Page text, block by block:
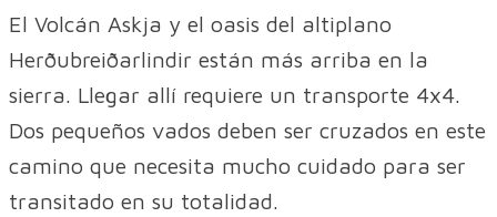
El Volcán Askja y el oasis del altiplano
Herðubreiðarlindir están más arriba en la
sierra. Llegar allí requiere un transporte 4x4.
Dos pequeños vados deben ser cruzados en este
camino que necesita mucho cuidado para ser
transitado en su totalidad.